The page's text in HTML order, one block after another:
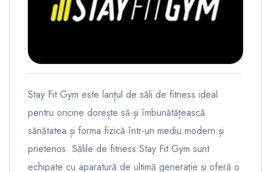
Stay Fit Gym este lanțul de săli de fitness ideal
pentru oricine dorește să-și îmbunătățească
sănătatea și forma fizică într-un mediu modern și
prietenos. Sălile de fitness Stay Fit Gym sunt
echipate cu aparatură de ultimă generație și oferă o